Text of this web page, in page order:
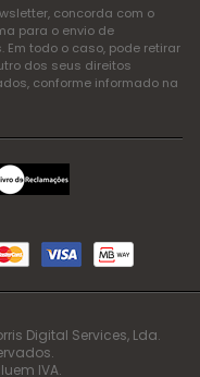
concorda com o
para o envio de
todo o caso, pode retirar
dos seus direitos
conforme informado na
Digital Services, Lda.
IVA.